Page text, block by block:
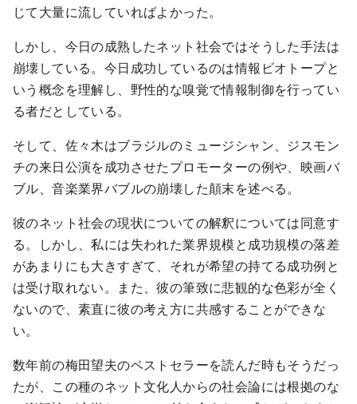
じて大量に流していればよかった。
しかし、今日の成熟したネット社会ではそうした手法は
崩壊している。今日成功しているのは情報ビオトープと
いう概念を理解し、野性的な嗅覚で情報制御を行ってい
る者だとしている。
そして、佐々木はブラジルのミュージシャン、ジスモン
チの来日公演を成功させたプロモーターの例や、映画バ
ブル、音楽業界バブルの崩壊した顛末を述べる。
彼のネット社会の現状についての解釈については同意す
る。しかし、私には失われた業界規模と成功規模の落差
があまりにも大きすぎて、それが希望の持てる成功例と
は受け取れない。また、彼の筆致に悲観的な色彩が全く
ないので、素直に彼の考え方に共感することができな
い。
数年前の梅田望夫のベストセラーを読んだ時もそうだっ
たが、この種のネット文化人からの社会論には根拠のな